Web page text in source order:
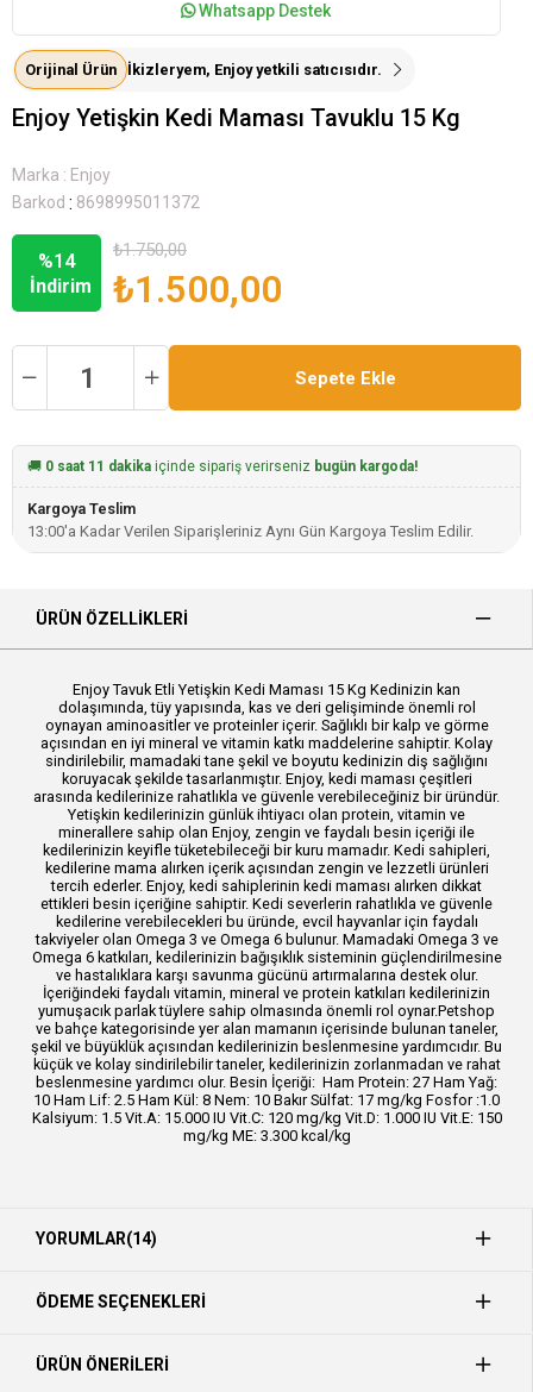
Whatsapp Destek
Orijinal Ürün İkizleryem, Enjoy yetkili satıcısıdır.
Enjoy Yetişkin Kedi Maması Tavuklu 15 Kg
Marka : Enjoy
Barkod : 8698995011372
%14
İndirim
₺1.750,00
₺1.500,00
🚚 0 saat 11 dakika içinde sipariş verirseniz bugün kargoda!
Kargoya Teslim
13:00'a Kadar Verilen Siparişleriniz Aynı Gün Kargoya Teslim Edilir.
ÜRÜN ÖZELLIKLERI
Enjoy Tavuk Etli Yetişkin Kedi Maması 15 Kg Kedinizin kan
dolaşımında, tüy yapısında, kas ve deri gelişiminde önemli rol
oynayan aminoasitler ve proteinler içerir. Sağlıklı bir kalp ve görme
açısından en iyi mineral ve vitamin katkı maddelerine sahiptir. Kolay
sindirilebilir, mamadaki tane şekil ve boyutu kedinizin diş sağlığını
koruyacak şekilde tasarlanmıştır. Enjoy, kedi maması çeşitleri
arasında kedilerinize rahatlıkla ve güvenle verebileceğiniz bir üründür.
Yetişkin kedilerinizin günlük ihtiyacı olan protein, vitamin ve
minerallere sahip olan Enjoy, zengin ve faydalı besin içeriği ile
kedilerinizin keyifle tüketebileceği bir kuru mamadır. Kedi sahipleri,
kedilerine mama alırken içerik açısından zengin ve lezzetli ürünleri
tercih ederler. Enjoy, kedi sahiplerinin kedi maması alırken dikkat
ettikleri besin içeriğine sahiptir. Kedi severlerin rahatlıkla ve güvenle
kedilerine verebilecekleri bu üründe, evcil hayvanlar için faydalı
takviyeler olan Omega 3 ve Omega 6 bulunur. Mamadaki Omega 3 ve
Omega 6 katkıları, kedilerinizin bağışıklık sisteminin güçlendirilmesine
ve hastalıklara karşı savunma gücünü artırmalarına destek olur.
İçeriğindeki faydalı vitamin, mineral ve protein katkıları kedilerinizin
yumuşacık parlak tüylere sahip olmasında önemli rol oynar.Petshop
ve bahçe kategorisinde yer alan mamanın içerisinde bulunan taneler,
şekil ve büyüklük açısından kedilerinizin beslenmesine yardımcıdır. Bu
küçük ve kolay sindirilebilir taneler, kedilerinizin zorlanmadan ve rahat
beslenmesine yardımcı olur. Besin İçeriği: Ham Protein: 27 Ham Yağ:
10 Ham Lif: 2.5 Ham Kül: 8 Nem: 10 Bakır Sülfat: 17 mg/kg Fosfor :1.0
Kalsiyum: 1.5 Vit.A: 15.000 IU Vit.C: 120 mg/kg Vit.D: 1.000 IU Vit.E: 150
mg/kg ME: 3.300 kcal/kg
YORUMLAR(14)
ÖDEME SEÇENEKLERI
ÜRÜN ÖNERILERI